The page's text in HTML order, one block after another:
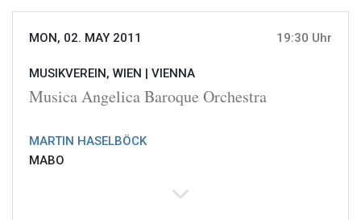
MON, 02. MAY 2011 19:30 Uhr
MUSIKVEREIN, WIEN | VIENNA
Musica Angelica Baroque Orchestra
MARTIN HASELBÖCK
MABO